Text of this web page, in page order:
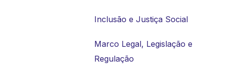
Inclusão e Justiça Social
Marco Legal, Legislação e
Regulação